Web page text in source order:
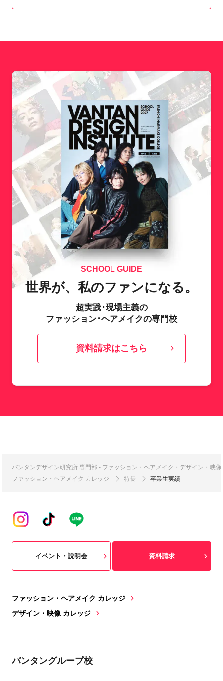
SCHOOL GUIDE
世界が、私のファンになる。
超実践･現場主義の
ファッション･ヘアメイクの専門校
資料請求はこちら
バンタンデザイン研究所 専門部 - ファッション・ヘアメイク・デザイン・映
ファッション・ヘアメイク カレッジ
特長 卒業生実績
ファッション・ヘアメイク カレッジ
デザイン・映像 カレッジ
イベント・説明会 資料請求
バンタングループ校